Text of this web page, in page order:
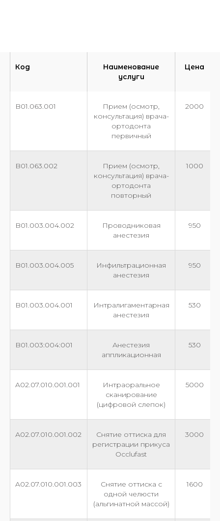
Код
Наименование
услуги
Цена
B01.063.001
Прием (осмотр,
консультация) врача-
ортодонта
первичный
2000
B01.063.002
Прием (осмотр,
консультация) врача-
ортодонта
повторный
1000
B01.003.004.002
Проводниковая
анестезия
950
B01.003.004.005
Инфильтрационная
анестезия
950
B01.003.004.001
Интралигаментарная
анестезия
530
B01.003:004:001
Анестезия
аппликационная
530
A02.07.010.001.001
Интраоральное
сканирование
(цифровой слепок)
5000
А02.07.010.001.002
Снятие оттиска для
регистрации прикуса
Occlufast
3000
A02.07.010.001.003
Снятие оттиска с
одной челюсти
(альгинатной массой)
1600